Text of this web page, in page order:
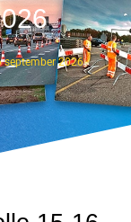
september 2026